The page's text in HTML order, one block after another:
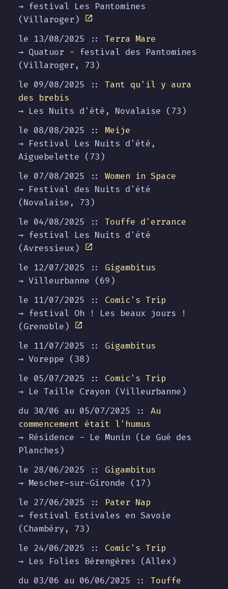
→ festival Les Pantomines
(Villaroger)
le 13/08/2025 :: Terra Mare
→ Quatuor - festival des Pantomines
(Villaroger, 73)
le 09/08/2025 :: Tant qu'il y aura
des brebis
→ Les Nuits d'été, Novalaise (73)
le 08/08/2025 :: Meije
→ Festival Les Nuits d'été,
Aiguebelette (73)
le 07/08/2025 :: Women in Space
→ Festival des Nuits d'été
(Novalaise, 73)
le 04/08/2025 :: Touffe d'errance
→ festival Les Nuits d'été
(Avressieux)
le 12/07/2025 :: Gigambitus
→ Villeurbanne (69)
le 11/07/2025 :: Comic's Trip
→ festival Oh ! Les beaux jours !
(Grenoble)
le 11/07/2025 :: Gigambitus
→ Voreppe (38)
le 05/07/2025 :: Comic's Trip
→ Le Taille Crayon (Villeurbanne)
du 30/06 au 05/07/2025 :: Au
commencement était l'humus
→ Résidence - Le Munin (Le Gué des
Planches)
le 28/06/2025 :: Gigambitus
→ Mescher-sur-Gironde (17)
le 27/06/2025 :: Pater Nap
→ festival Estivales en Savoie
(Chambéry, 73)
le 24/06/2025 :: Comic's Trip
→ Les Folies Bérengères (Allex)
du 03/06 au 06/06/2025 :: Touffe